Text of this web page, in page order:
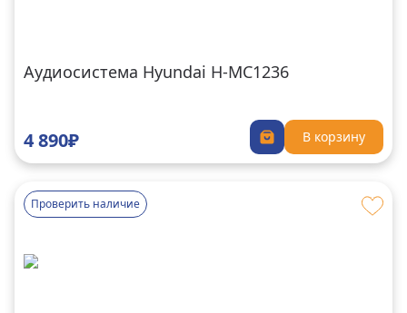
Аудиосистема Hyundai H-MC1236
4 890₽ В корзину
Проверить наличие